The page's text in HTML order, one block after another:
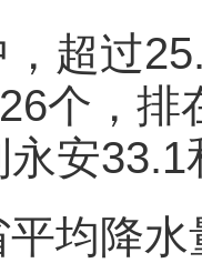
超过
个，
安
均降